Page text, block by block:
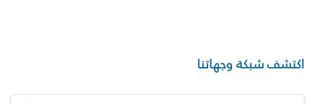
اكتشف شبكة وجهاتنا